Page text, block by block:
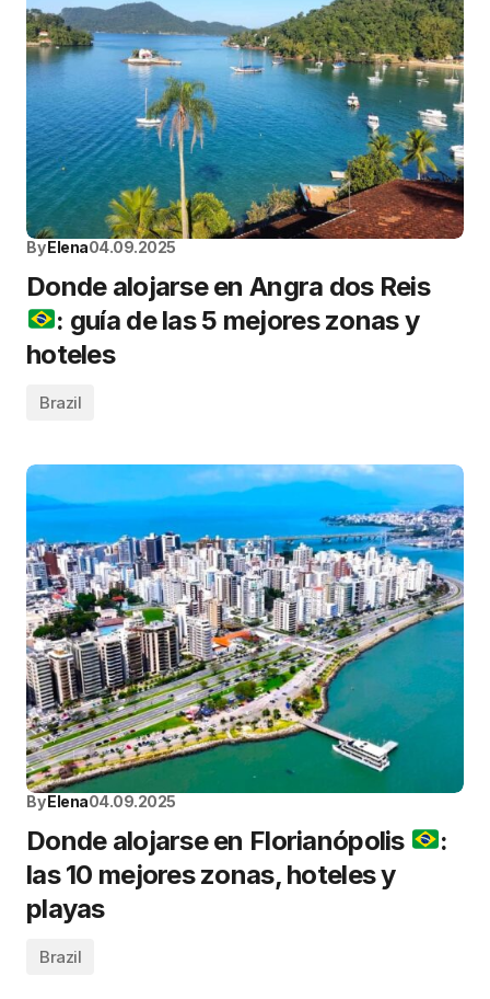
ByElena04.09.2025
Donde alojarse en Angra dos Reis
: guía de las 5 mejores zonas y
hoteles
Brazil
ByElena04.09.2025
Donde alojarse en Florianópolis
:
las 10 mejores zonas, hoteles y
playas
Brazil